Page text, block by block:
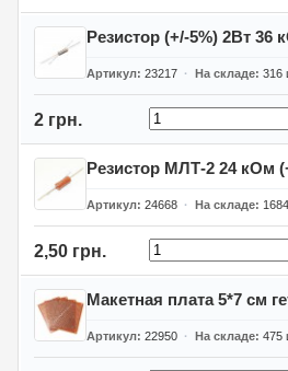
Резистор (+/-5%) 2Вт 36
Артикул 23217 На складе 316
2 грн.
Резистор МЛТ-2 24 кОм
Артикул 24668 На складе
2,50 грн.
Макетная плата 5*7 см
Артикул 22950 На складе 475